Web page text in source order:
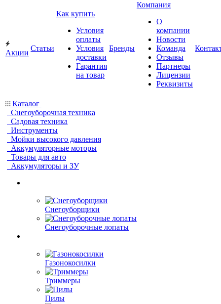
Акции
Статьи
Как купить
Условия
оплаты
Условия
доставки
Гарантия
на товар
Бренды
Компания
О
компании
Новости
Команда
Отзывы
Партнеры
Лицензии
Реквизиты
Каталог
Снегоуборочная техника
Садовая техника
Инструменты
Мойки высокого давления
Аккумуляторные моторы
Товары для авто
Аккумуляторы и ЗУ
Снегоуборщики
Снегоуборочные лопаты
Газонокосилки
Триммеры
Пилы